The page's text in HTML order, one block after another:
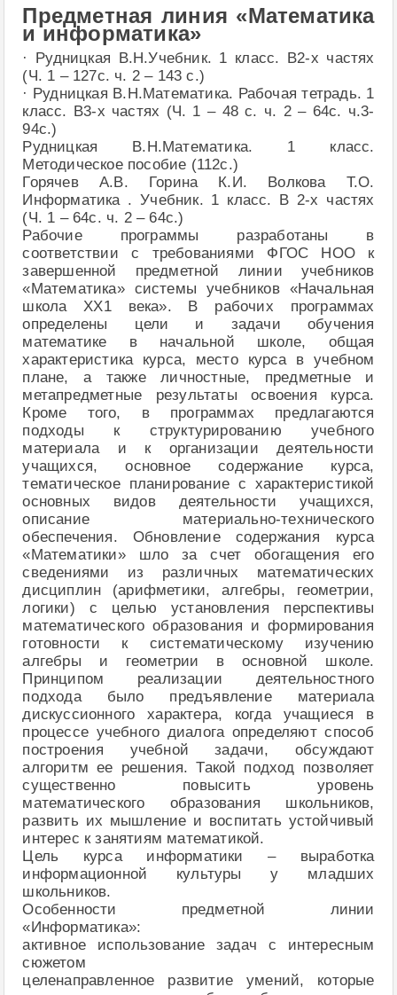
Предметная линия «Математика
и информатика»
· Рудницкая В.Н.Учебник. 1 класс. В2-х частях
(Ч. 1 – 127с. ч. 2 – 143 с.)
· Рудницкая В.Н.Математика. Рабочая тетрадь. 1
класс. В3-х частях (Ч. 1 – 48 с. ч. 2 – 64с. ч.3-
94с.)
Рудницкая В.Н.Математика. 1 класс.
Методическое пособие (112с.)
Горячев А.В. Горина К.И. Волкова Т.О.
Информатика . Учебник. 1 класс. В 2-х частях
(Ч. 1 – 64с. ч. 2 – 64с.)
Рабочие программы разработаны в
соответствии с требованиями ФГОС НОО к
завершенной предметной линии учебников
«Математика» системы учебников «Начальная
школа XX1 века». В рабочих программах
определены цели и задачи обучения
математике в начальной школе, общая
характеристика курса, место курса в учебном
плане, а также личностные, предметные и
метапредметные результаты освоения курса.
Кроме того, в программах предлагаются
подходы к структурированию учебного
материала и к организации деятельности
учащихся, основное содержание курса,
тематическое планирование с характеристикой
основных видов деятельности учащихся,
описание материально-технического
обеспечения. Обновление содержания курса
«Математики» шло за счет обогащения его
сведениями из различных математических
дисциплин (арифметики, алгебры, геометрии,
логики) с целью установления перспективы
математического образования и формирования
готовности к систематическому изучению
алгебры и геометрии в основной школе.
Принципом реализации деятельностного
подхода было предъявление материала
дискуссионного характера, когда учащиеся в
процессе учебного диалога определяют способ
построения учебной задачи, обсуждают
алгоритм ее решения. Такой подход позволяет
существенно повысить уровень
математического образования школьников,
развить их мышление и воспитать устойчивый
интерес к занятиям математикой.
Цель курса информатики – выработка
информационной культуры у младших
школьников.
Особенности предметной линии
«Информатика»:
активное использование задач с интересным
сюжетом
целенаправленное развитие умений, которые